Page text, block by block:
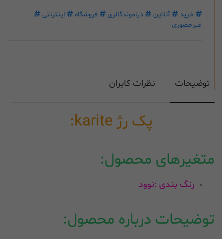
خرید آنلاین دیاموندگالری فروشگاه
اینترنتی
غیرحضوری
توضیحات نظرات کابران
پک رژ karite:
متغیرهای محصول:
رنگ بندی :نوود
توضیحات درباره محصول: